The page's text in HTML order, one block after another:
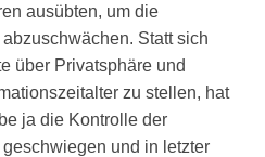
ausübten, um die
Statt sich
über Privatsphäre und
zu stellen, hat
ja die Kontrolle der
und in letzter